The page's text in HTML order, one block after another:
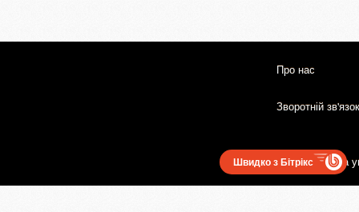
Про нас
Зворотній зв'язок
Користувацька
Швидко з Бітрікс